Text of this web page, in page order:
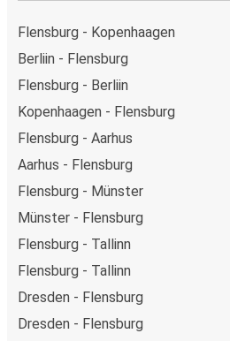
Flensburg - Kopenhaagen
Berliin - Flensburg
Flensburg - Berliin
Kopenhaagen - Flensburg
Flensburg - Aarhus
Aarhus - Flensburg
Flensburg - Münster
Münster - Flensburg
Flensburg - Tallinn
Flensburg - Tallinn
Dresden - Flensburg
Dresden - Flensburg